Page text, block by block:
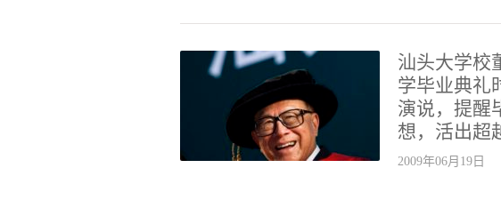
汕头大学校
学毕业典礼
演说，提醒
想，活出超
2009年06月19日